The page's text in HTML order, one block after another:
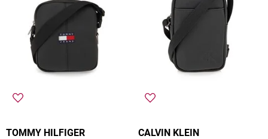
TOMMY HILFIGER CALVIN KLEIN